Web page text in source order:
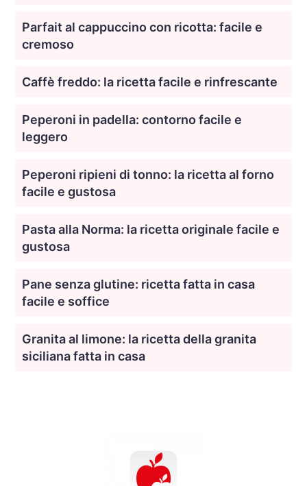
Parfait al cappuccino con ricotta: facile e
cremoso
Caffè freddo: la ricetta facile e rinfrescante
Peperoni in padella: contorno facile e
leggero
Peperoni ripieni di tonno: la ricetta al forno
facile e gustosa
Pasta alla Norma: la ricetta originale facile e
gustosa
Pane senza glutine: ricetta fatta in casa
facile e soffice
Granita al limone: la ricetta della granita
siciliana fatta in casa